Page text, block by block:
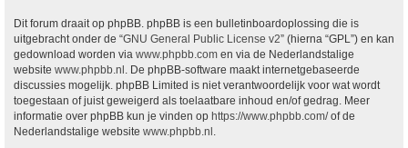
Dit forum draait op phpBB. phpBB is een bulletinboardoplossing die is
uitgebracht onder de “GNU General Public License v2” (hierna “GPL”) en kan
gedownload worden via www.phpbb.com en via de Nederlandstalige
website www.phpbb.nl . De phpBB-software maakt internetgebaseerde
discussies mogelijk. phpBB Limited is niet verantwoordelijk voor wat wordt
toegestaan of juist geweigerd als toelaatbare inhoud en/of gedrag. Meer
informatie over phpBB kun je vinden op https://www.phpbb.com/of de
Nederlandstalige website www.phpbb.nl .